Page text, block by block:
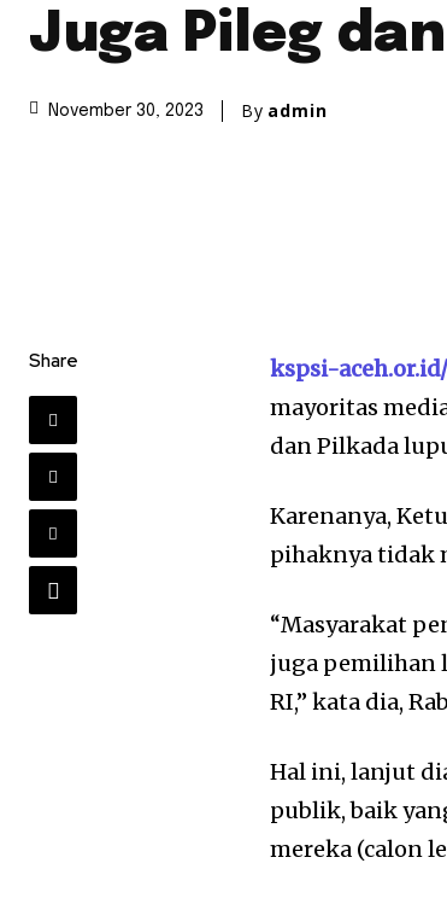
Juga Pileg
November 30, 2023 By admin
Share kspsi-
mayoritas
dan Pilkada
Karenanya,
pihaknya tidak
“Masyarakat
juga pemilihan
RI,” kata dia,
Hal ini, lanjut
publik, baik
mereka (calon